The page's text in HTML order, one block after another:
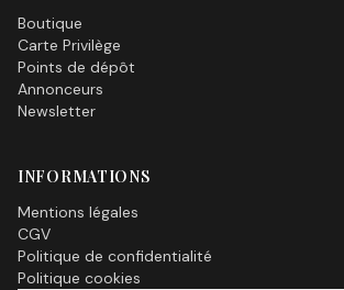
Boutique
Carte Privilège
Points de dépôt
Annonceurs
Newsletter
INFORMATIONS
Mentions légales
CGV
Politique de confidentialité
Politique cookies